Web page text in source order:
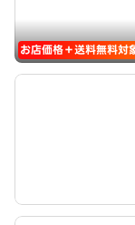
お店価格＋送料無料対